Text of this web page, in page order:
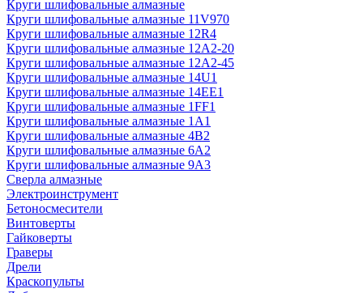
Круги шлифовальные алмазные
Круги шлифовальные алмазные 11V970
Круги шлифовальные алмазные 12R4
Круги шлифовальные алмазные 12А2-20
Круги шлифовальные алмазные 12А2-45
Круги шлифовальные алмазные 14U1
Круги шлифовальные алмазные 14ЕЕ1
Круги шлифовальные алмазные 1FF1
Круги шлифовальные алмазные 1А1
Круги шлифовальные алмазные 4В2
Круги шлифовальные алмазные 6A2
Круги шлифовальные алмазные 9А3
Сверла алмазные
Электроинструмент
Бетоносмесители
Винтоверты
Гайковерты
Граверы
Дрели
Краскопульты